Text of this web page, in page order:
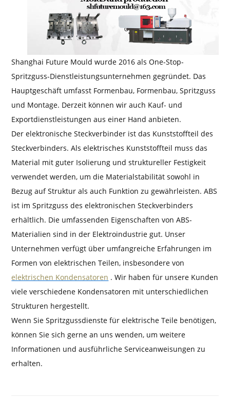
Shanghai Future Mould wurde 2016 als One-Stop-
Spritzguss-Dienstleistungsunternehmen gegründet. Das
Hauptgeschäft umfasst Formenbau, Formenbau, Spritzguss
und Montage. Derzeit können wir auch Kauf- und
Exportdienstleistungen aus einer Hand anbieten.
Der elektronische Steckverbinder ist das Kunststoffteil des
Steckverbinders. Als elektrisches Kunststoffteil muss das
Material mit guter Isolierung und struktureller Festigkeit
verwendet werden, um die Materialstabilität sowohl in
Bezug auf Struktur als auch Funktion zu gewährleisten. ABS
ist im Spritzguss des elektronischen Steckverbinders
erhältlich. Die umfassenden Eigenschaften von ABS-
Materialien sind in der Elektroindustrie gut. Unser
Unternehmen verfügt über umfangreiche Erfahrungen im
Formen von elektrischen Teilen, insbesondere von
elektrischen Kondensatoren . Wir haben für unsere Kunden
viele verschiedene Kondensatoren mit unterschiedlichen
Strukturen hergestellt.
Wenn Sie Spritzgussdienste für elektrische Teile benötigen,
können Sie sich gerne an uns wenden, um weitere
Informationen und ausführliche Serviceanweisungen zu
erhalten.